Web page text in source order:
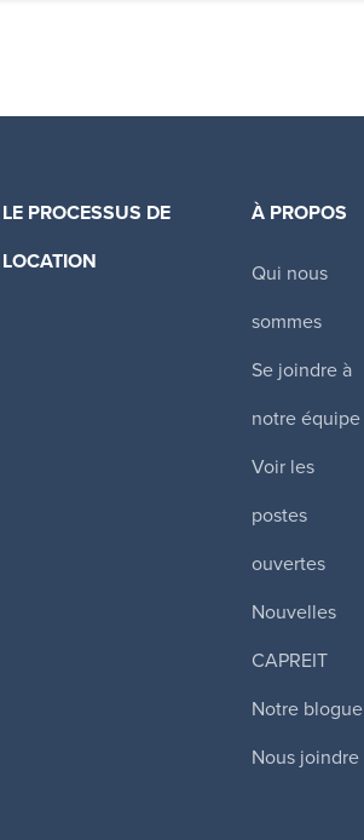
LE PROCESSUS DE
LOCATION
À PROPOS
Qui nous
sommes
Se joindre à
notre équipe
Voir les
postes
ouvertes
Nouvelles
CAPREIT
Notre blogue
Nous joindre
Canadian Apartment Properties REIT